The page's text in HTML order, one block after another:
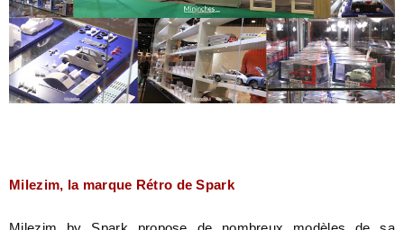
Milezim, la marque Rétro de Spark